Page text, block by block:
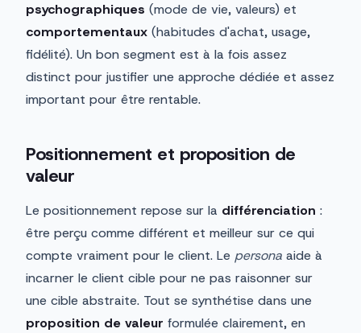
psychographiques (mode de vie, valeurs) et
comportementaux (habitudes d'achat, usage,
fidélité). Un bon segment est à la fois assez
distinct pour justifier une approche dédiée et assez
important pour être rentable.
Positionnement et proposition de
valeur
Le positionnement repose sur la différenciation :
être perçu comme différent et meilleur sur ce qui
compte vraiment pour le client. Le persona aide à
incarner le client cible pour ne pas raisonner sur
une cible abstraite. Tout se synthétise dans une
proposition de valeur formulée clairement, en